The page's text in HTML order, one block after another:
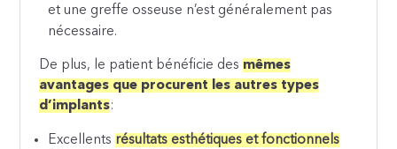
et une greffe osseuse n’est généralement pas
nécessaire.
De plus, le patient bénéficie des mêmes
avantages que procurent les autres types
d’implants:
Excellents résultats esthétiques et fonctionnels